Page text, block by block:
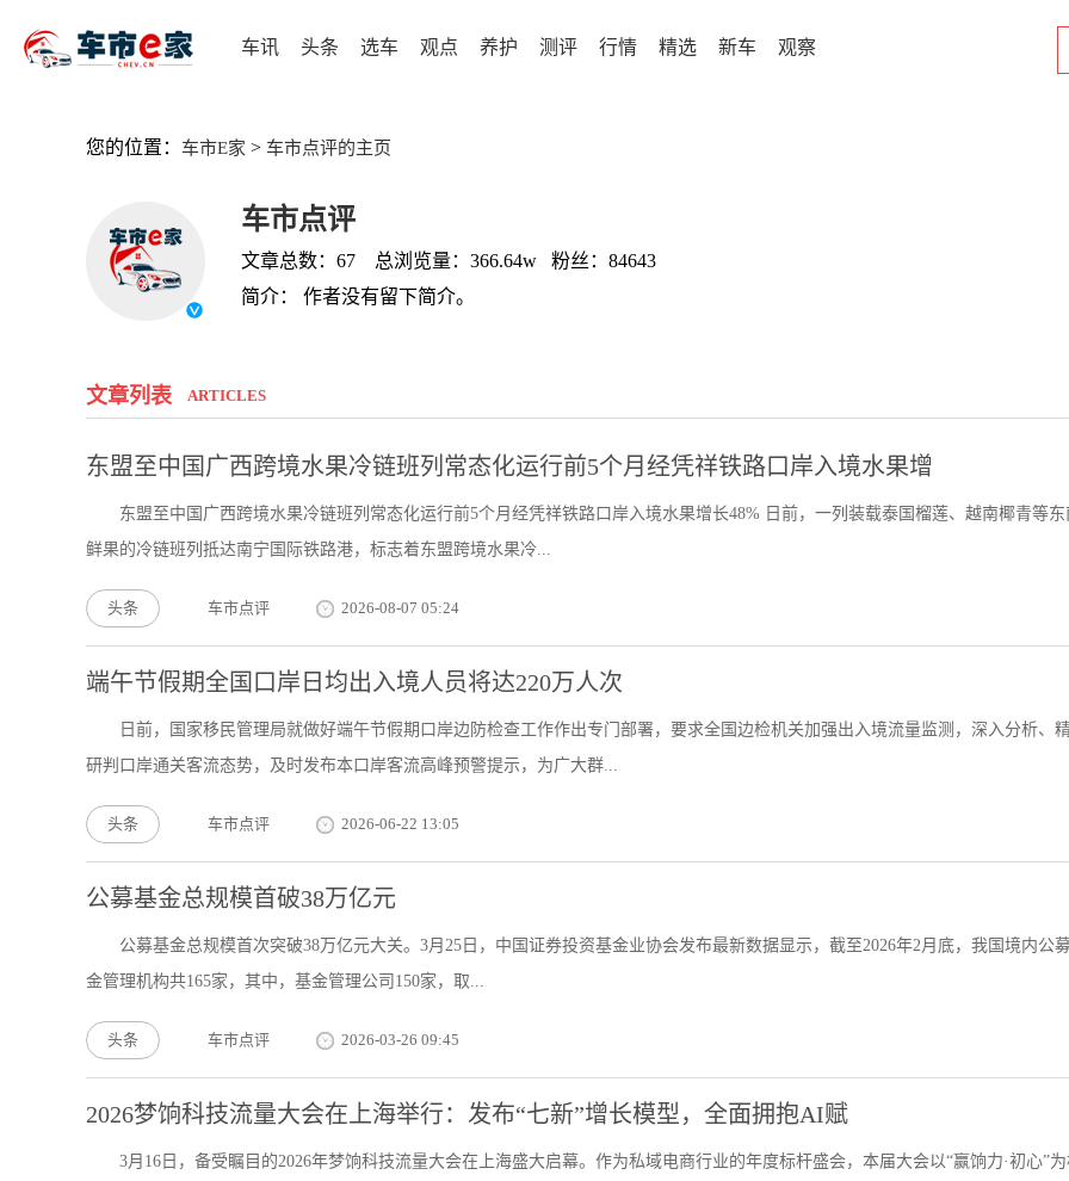
车讯 头条 选车 观点 养护 测评 行情 精选 新车 观察
您的位置： 车市E家 > 车市点评的主页
车市点评
文章总数：67 总浏览量：366.64w 粉丝：84643
简介： 作者没有留下简介。
文章列表 ARTICLES
东盟至中国广西跨境水果冷链班列常态化运行前5个月经凭祥铁路口岸入境水果增
东盟至中国广西跨境水果冷链班列常态化运行前5个月经凭祥铁路口岸入境水果增长48% 日前，一列装载泰国榴莲、越南椰青等东
鲜果的冷链班列抵达南宁国际铁路港，标志着东盟跨境水果冷...
头条 车市点评 2026-08-07 05:24
端午节假期全国口岸日均出入境人员将达220万人次
日前，国家移民管理局就做好端午节假期口岸边防检查工作作出专门部署，要求全国边检机关加强出入境流量监测，深入分析、
研判口岸通关客流态势，及时发布本口岸客流高峰预警提示，为广大群...
头条 车市点评 2026-06-22 13:05
公募基金总规模首破38万亿元
公募基金总规模首次突破38万亿元大关。3月25日，中国证券投资基金业协会发布最新数据显示，截至2026年2月底，我国境内公
金管理机构共165家，其中，基金管理公司150家，取...
头条 车市点评 2026-03-26 09:45
2026梦饷科技流量大会在上海举行：发布“七新”增长模型，全面拥抱AI赋
3月16日，备受瞩目的2026年梦饷科技流量大会在上海盛大启幕。作为私域电商行业的年度标杆盛会，本届大会以“赢饷力·初心”